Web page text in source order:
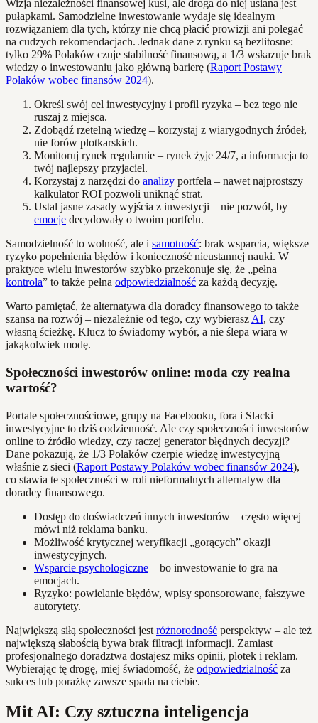
Wizja niezależności finansowej kusi, ale droga do niej usiana jest
pułapkami. Samodzielne inwestowanie wydaje się idealnym
rozwiązaniem dla tych, którzy nie chcą płacić prowizji ani polegać
na cudzych rekomendacjach. Jednak dane z rynku są bezlitosne:
tylko 29% Polaków czuje stabilność finansową, a 1/3 wskazuje brak
wiedzy o inwestowaniu jako główną barierę (Raport Postawy
Polaków wobec finansów 2024).
Określ swój cel inwestycyjny i profil ryzyka – bez tego nie
ruszaj z miejsca.
Zdobądź rzetelną wiedzę – korzystaj z wiarygodnych źródeł,
nie forów plotkarskich.
Monitoruj rynek regularnie – rynek żyje 24/7, a informacja to
twój najlepszy przyjaciel.
Korzystaj z narzędzi do analizy portfela – nawet najprostszy
kalkulator ROI pozwoli uniknąć strat.
Ustal jasne zasady wyjścia z inwestycji – nie pozwól, by
emocje decydowały o twoim portfelu.
Samodzielność to wolność, ale i samotność: brak wsparcia, większe
ryzyko popełnienia błędów i konieczność nieustannej nauki. W
praktyce wielu inwestorów szybko przekonuje się, że „pełna
kontrola” to także pełna odpowiedzialność za każdą decyzję.
Warto pamiętać, że alternatywa dla doradcy finansowego to także
szansa na rozwój – niezależnie od tego, czy wybierasz AI, czy
własną ścieżkę. Klucz to świadomy wybór, a nie ślepa wiara w
jakąkolwiek modę.
Społeczności inwestorów online: moda czy realna
wartość?
Portale społecznościowe, grupy na Facebooku, fora i Slacki
inwestycyjne to dziś codzienność. Ale czy społeczności inwestorów
online to źródło wiedzy, czy raczej generator błędnych decyzji?
Dane pokazują, że 1/3 Polaków czerpie wiedzę inwestycyjną
właśnie z sieci (Raport Postawy Polaków wobec finansów 2024),
co stawia te społeczności w roli nieformalnych alternatyw dla
doradcy finansowego.
Dostęp do doświadczeń innych inwestorów – często więcej
mówi niż reklama banku.
Możliwość krytycznej weryfikacji „gorących” okazji
inwestycyjnych.
Wsparcie psychologiczne – bo inwestowanie to gra na
emocjach.
Ryzyko: powielanie błędów, wpisy sponsorowane, fałszywe
autorytety.
Największą siłą społeczności jest różnorodność perspektyw – ale też
największą słabością bywa brak filtracji informacji. Zamiast
profesjonalnego doradztwa dostajesz miks opinii, plotek i reklam.
Wybierając tę drogę, miej świadomość, że odpowiedzialność za
sukces lub porażkę zawsze spada na ciebie.
Mit AI: Czy sztuczna inteligencja